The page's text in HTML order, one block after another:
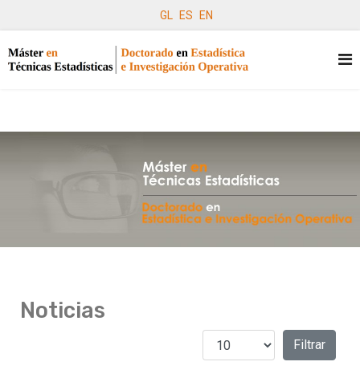
GL ES EN
Noticias
Cantidad a mostrarFiltrar